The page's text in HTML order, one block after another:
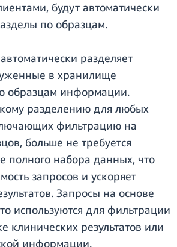
будут автоматически
по образцам.
разделяет
в хранилище
образцам информации.
разделению для любых
фильтрацию на
больше не требуется
полного набора данных, что
запросов и ускоряет
Запросы на основе
используются для фильтрации
клинических результатов или
информации.